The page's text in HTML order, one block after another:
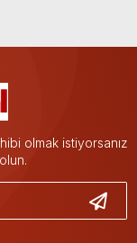
olmak istiyorsanız